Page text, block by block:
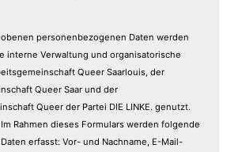
personenbezogenen Daten werden
interne Verwaltung und organisatorische
Queer Saarlouis, der
Queer Saar und der
Queer der Partei DIE LINKE. genutzt.
Rahmen dieses Formulars werden folgende
erfasst: Vor- und Nachname, E-Mail-